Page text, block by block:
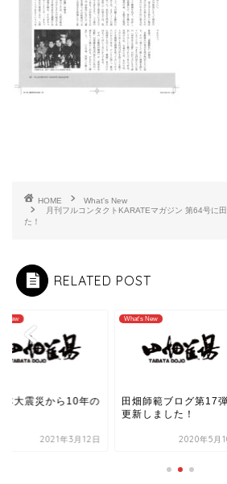
HOME
What's New
月刊フルコンタクトKARATEマガジン 第64号に
た！
RELATED POST
New
本大震災から10年の
2021年3月12日
What's New
田畑師範ブログ第17
更新しました！
2020年5月